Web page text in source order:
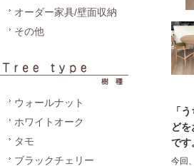
オーダー家具/壁面収納
その他
ウォールナット
ホワイトオーク
タモ
ブラックチェリー
「
ど
です
今回